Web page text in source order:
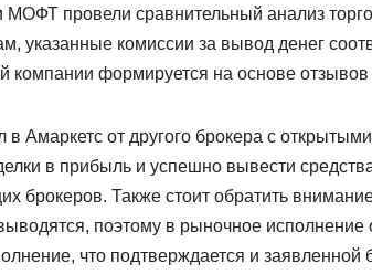
МОФТ провели сравнительный анализ
указанные комиссии за вывод денег
компании формируется на основе отзывов
Амаркетс от другого брокера с
в прибыль и успешно вывести
брокеров. Также стоит обратить
поэтому в рыночное
что подтверждается и